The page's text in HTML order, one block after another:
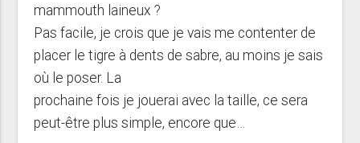
mammouth laineux ?
Pas facile, je crois que je vais me contenter de
placer le tigre à dents de sabre, au moins je sais
où le poser. La
prochaine fois je jouerai avec la taille, ce sera
peut-être plus simple, encore que…